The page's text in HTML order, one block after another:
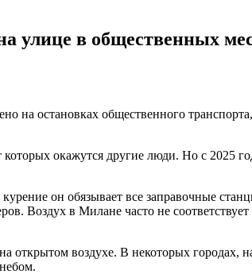
улице в общественных
на остановках общественного
окажутся другие люди. Но с 2025
он обязывает все заправочные
Воздух в Милане часто не
воздухе. В некоторых городах,